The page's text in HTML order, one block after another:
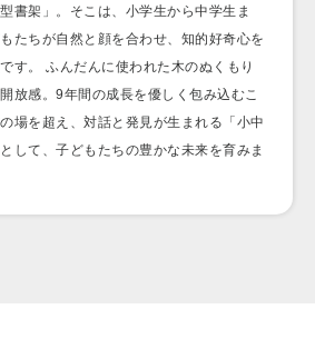
書架」。そこは、小学生から中学生ま
たちが自然と顔を合わせ、知的好奇心を
す。 ふんだんに使われた木のぬくもり
放感。9年間の成長を優しく包み込むこ
場を超え、対話と発見が生まれる「小中
して、子どもたちの豊かな未来を育みま